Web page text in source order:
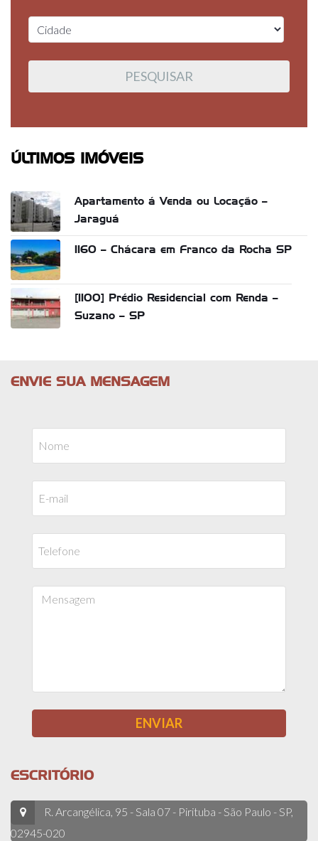
ÚLTIMOS IMÓVEIS
Apartamento á Venda ou Locação –
Jaraguá
1160 – Chácara em Franco da Rocha SP
[1100] Prédio Residencial com Renda –
Suzano – SP
ENVIE SUA MENSAGEM
ESCRITÓRIO
R. Arcangélica, 95 - Sala 07 - Pirituba - São Paulo - SP,
02945-020